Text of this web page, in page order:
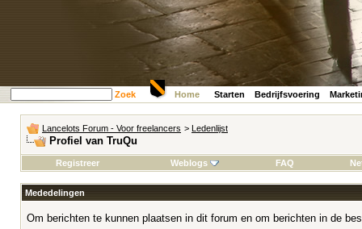
Zoek Home Starten Bedrijfsvoering
Lancelots Forum - Voor freelancers > Ledenlijst
Profiel van TruQu
Registreer Weblogs FAQ
Mededelingen
Om berichten te kunnen plaatsen in dit forum en om berichten in de